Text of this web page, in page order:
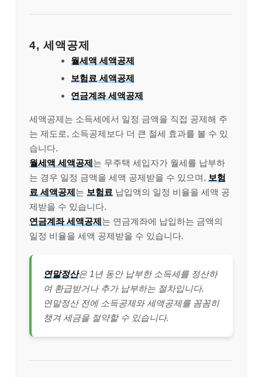
4, 세액공제
월세액 세액공제
보험료 세액공제
연금계좌 세액공제
세액공제는 소득세에서 일정 금액을 직접 공제해 주
는 제도로, 소득공제보다 더 큰 절세 효과를 볼 수 있
습니다.
월세액 세액공제는 무주택 세입자가 월세를 납부하
는 경우 일정 금액을 세액 공제받을 수 있으며, 보험
료 세액공제는 보험료 납입액의 일정 비율을 세액 공
제받을 수 있습니다.
연금계좌 세액공제는 연금계좌에 납입하는 금액의
일정 비율을 세액 공제받을 수 있습니다.
연말정산은 1년 동안 납부한 소득세를 정산하
여 환급받거나 추가 납부하는 절차입니다.
연말정산 전에 소득공제와 세액공제를 꼼꼼히
챙겨 세금을 절약할 수 있습니다.